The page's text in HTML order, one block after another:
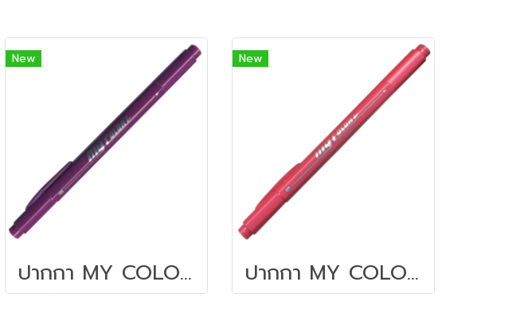
New
ปากกา MY COLOR 2 หัว DONG-A NO MC2.23 สีม่วง
New
ปากกา MY COLOR 2 หัว DONG-A NO MC2.62 สีชมพู